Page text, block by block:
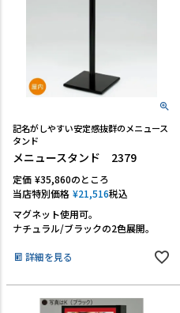
記名がしやすい安定感抜群のメニュース
タンド
メニュースタンド 2379
定価 ¥35,860のところ
当店特別価格 ¥21,516税込
マグネット使用可。
ナチュラル/ブラックの2色展開。
詳細を見る